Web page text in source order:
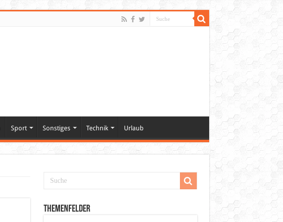
Sport Sonstiges Technik Urlaub
Themenfelder